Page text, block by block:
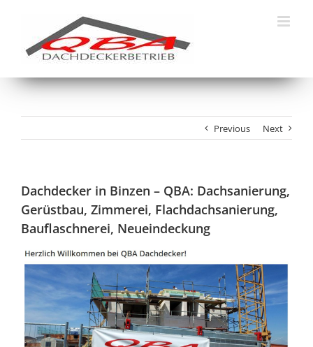
Previous Next
Dachdecker in Binzen – QBA: Dachsanierung,
Gerüstbau, Zimmerei, Flachdachsanierung,
Bauflaschnerei, Neueindeckung